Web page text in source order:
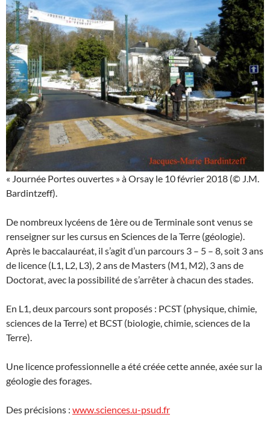
« Journée Portes ouvertes » à Orsay le 10 février 2018 (© J.M.
Bardintzeff).
De nombreux lycéens de 1ère ou de Terminale sont venus se
renseigner sur les cursus en Sciences de la Terre (géologie).
Après le baccalauréat, il s’agit d’un parcours 3 – 5 – 8, soit 3 ans
de licence (L1, L2, L3), 2 ans de Masters (M1, M2), 3 ans de
Doctorat, avec la possibilité de s’arrêter à chacun des stades.
En L1, deux parcours sont proposés : PCST (physique, chimie,
sciences de la Terre) et BCST (biologie, chimie, sciences de la
Terre).
Une licence professionnelle a été créée cette année, axée sur la
géologie des forages.
Des précisions : www.sciences.u-psud.fr